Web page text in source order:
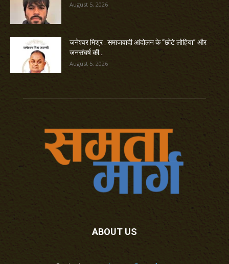
August 5, 2026
जनेश्वर मिश्र : समाजवादी आंदोलन के “छोटे लोहिया” और
जनसंघर्ष की...
August 5, 2026
ABOUT US